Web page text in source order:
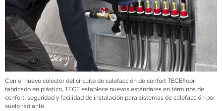
Con el nuevo colector del circuito de calefacción de confort TECEfloor
fabricado en plástico, TECE establece nuevos estándares en términos de
confort, seguridad y facilidad de instalación para sistemas de calefacción por
suelo radiante.